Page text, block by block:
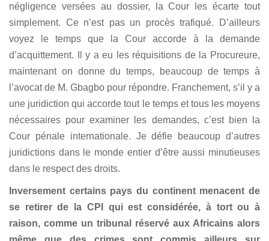
négligence versées au dossier, la Cour les écarte tout
simplement. Ce n’est pas un procès trafiqué. D’ailleurs
voyez le temps que la Cour accorde à la demande
d’acquittement. Il y a eu les réquisitions de la Procureure,
maintenant on donne du temps, beaucoup de temps à
l’avocat de M. Gbagbo pour répondre. Franchement, s’il y a
une juridiction qui accorde tout le temps et tous les moyens
nécessaires pour examiner les demandes, c’est bien la
Cour pénale internationale. Je défie beaucoup d’autres
juridictions dans le monde entier d’être aussi minutieuses
dans le respect des droits.
Inversement certains pays du continent menacent de
se retirer de la CPI qui est considérée, à tort ou à
raison, comme un tribunal réservé aux Africains alors